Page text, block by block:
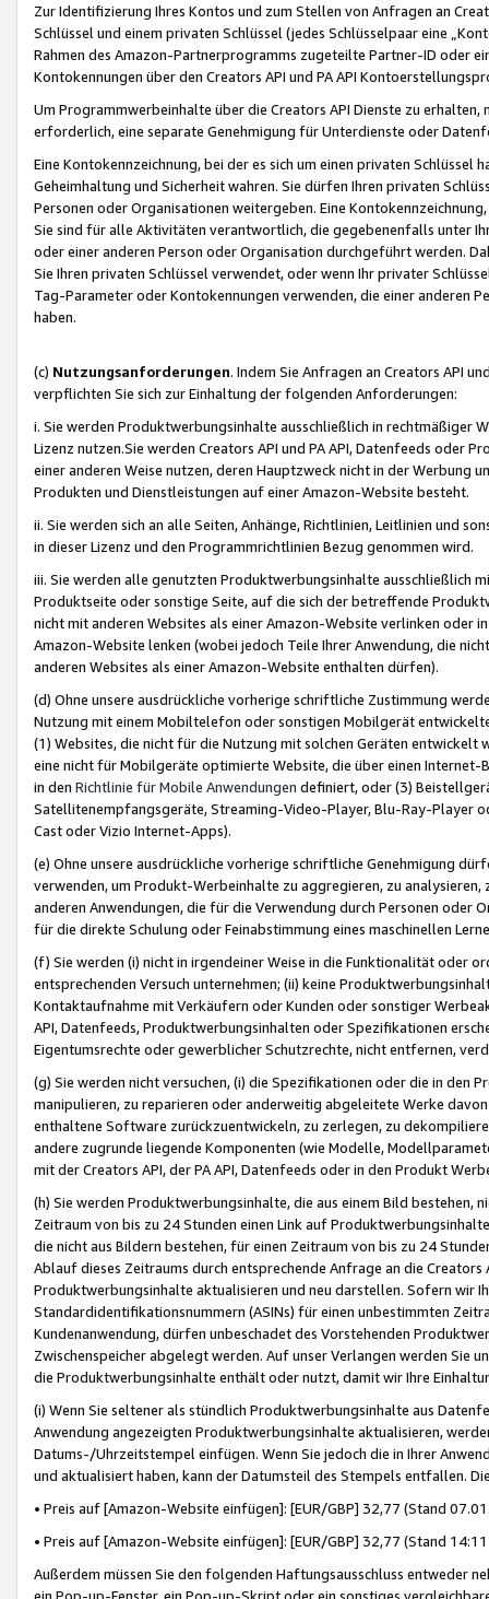
Zur Identifizierung Ihres Kontos und zum Stellen von Anfragen an
Schlüssel und einem privaten Schlüssel (jedes Schlüsselpaar eine
Rahmen des Amazon-Partnerprogramms zugeteilte Partner-ID oder
Kontokennungen über den Creators API und PA API
Um Programmwerbeinhalte über die Creators API Dienste zu
erforderlich, eine separate Genehmigung für Unterdienste oder
Eine Kontokennzeichnung, bei der es sich um einen privaten
Geheimhaltung und Sicherheit wahren. Sie dürfen Ihren privaten
Personen oder Organisationen weitergeben. Eine
Sie sind für alle Aktivitäten verantwortlich, die gegebenenfalls unter
oder einer anderen Person oder Organisation durchgeführt werden.
Sie Ihren privaten Schlüssel verwendet, oder wenn Ihr privater
Tag-Parameter oder Kontokennungen verwenden, die einer anderen
haben.
(c) Nutzungsanforderungen. Indem Sie Anfragen an Creators API
verpflichten Sie sich zur Einhaltung der folgenden Anforderungen:
i. Sie werden Produktwerbungsinhalte ausschließlich in rechtmäßiger
Lizenz nutzen.Sie werden Creators API und PA API, Datenfeeds oder
einer anderen Weise nutzen, deren Hauptzweck nicht in der Werbung
Produkten und Dienstleistungen auf einer Amazon-Website besteht.
ii. Sie werden sich an alle Seiten, Anhänge, Richtlinien, Leitlinien und
in dieser Lizenz und den Programmrichtlinien Bezug genommen wird.
iii. Sie werden alle genutzten Produktwerbungsinhalte ausschließlich
Produktseite oder sonstige Seite, auf die sich der betreffende
nicht mit anderen Websites als einer Amazon-Website verlinken oder
Amazon-Website lenken (wobei jedoch Teile Ihrer Anwendung, die
anderen Websites als einer Amazon-Website enthalten dürfen).
(d) Ohne unsere ausdrückliche vorherige schriftliche Zustimmung
Nutzung mit einem Mobiltelefon oder sonstigen Mobilgerät
(1) Websites, die nicht für die Nutzung mit solchen Geräten
eine nicht für Mobilgeräte optimierte Website, die über einen
in den Richtlinie für Mobile Anwendungen definiert, oder (3)
Satellitenempfangsgeräte, Streaming-Video-Player, Blu-Ray-Player
Cast oder Vizio Internet-Apps).
(e) Ohne unsere ausdrückliche vorherige schriftliche Genehmigung
verwenden, um Produkt-Werbeinhalte zu aggregieren, zu
anderen Anwendungen, die für die Verwendung durch Personen
für die direkte Schulung oder Feinabstimmung eines maschinellen
(f) Sie werden (i) nicht in irgendeiner Weise in die Funktionalität oder
entsprechenden Versuch unternehmen; (ii) keine
Kontaktaufnahme mit Verkäufern oder Kunden oder sonstiger
API, Datenfeeds, Produktwerbungsinhalten oder Spezifikationen
Eigentumsrechte oder gewerblicher Schutzrechte, nicht entfernen,
(g) Sie werden nicht versuchen, (i) die Spezifikationen oder die in
manipulieren, zu reparieren oder anderweitig abgeleitete Werke
enthaltene Software zurückzuentwickeln, zu zerlegen, zu
andere zugrunde liegende Komponenten (wie Modelle,
mit der Creators API, der PA API, Datenfeeds oder in den Produkt
(h) Sie werden Produktwerbungsinhalte, die aus einem Bild bestehen,
Zeitraum von bis zu 24 Stunden einen Link auf
die nicht aus Bildern bestehen, für einen Zeitraum von bis zu 24
Ablauf dieses Zeitraums durch entsprechende Anfrage an die
Produktwerbungsinhalte aktualisieren und neu darstellen. Sofern wir
Standardidentifikationsnummern (ASINs) für einen unbestimmten
Kundenanwendung, dürfen unbeschadet des Vorstehenden
Zwischenspeicher abgelegt werden. Auf unser Verlangen werden Sie
die Produktwerbungsinhalte enthält oder nutzt, damit wir Ihre
(i) Wenn Sie seltener als stündlich Produktwerbungsinhalte aus
Anwendung angezeigten Produktwerbungsinhalte aktualisieren,
Datums-/Uhrzeitstempel einfügen. Wenn Sie jedoch die in Ihrer
und aktualisiert haben, kann der Datumsteil des Stempels entfallen.
• Preis auf [Amazon-Website einfügen]: [EUR/GBP] 32,77 (Stand
• Preis auf [Amazon-Website einfügen]: [EUR/GBP] 32,77 (Stand
Außerdem müssen Sie den folgenden Haftungsausschluss entweder
ein Pop-up-Fenster, ein Pop-up-Skript oder ein sonstiges